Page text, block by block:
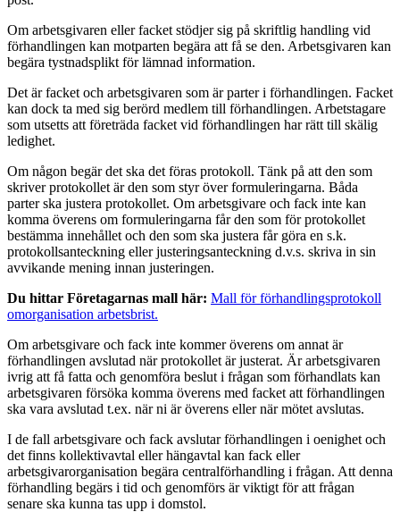
Om arbetsgivaren eller facket stödjer sig på skriftlig handling vid
förhandlingen kan motparten begära att få se den. Arbetsgivaren kan
begära tystnadsplikt för lämnad information.
Det är facket och arbetsgivaren som är parter i förhandlingen. Facket
kan dock ta med sig berörd medlem till förhandlingen. Arbetstagare
som utsetts att företräda facket vid förhandlingen har rätt till skälig
ledighet.
Om någon begär det ska det föras protokoll. Tänk på att den som
skriver protokollet är den som styr över formuleringarna. Båda
parter ska justera protokollet. Om arbetsgivare och fack inte kan
komma överens om formuleringarna får den som för protokollet
bestämma innehållet och den som ska justera får göra en s.k.
protokollsanteckning eller justeringsanteckning d.v.s. skriva in sin
avvikande mening innan justeringen.
Du hittar Företagarnas mall här: Mall för förhandlingsprotokoll
omorganisation arbetsbrist.
Om arbetsgivare och fack inte kommer överens om annat är
förhandlingen avslutad när protokollet är justerat. Är arbetsgivaren
ivrig att få fatta och genomföra beslut i frågan som förhandlats kan
arbetsgivaren försöka komma överens med facket att förhandlingen
ska vara avslutad t.ex. när ni är överens eller när mötet avslutas.
I de fall arbetsgivare och fack avslutar förhandlingen i oenighet och
det finns kollektivavtal eller hängavtal kan fack eller
arbetsgivarorganisation begära centralförhandling i frågan. Att denna
förhandling begärs i tid och genomförs är viktigt för att frågan
senare ska kunna tas upp i domstol.